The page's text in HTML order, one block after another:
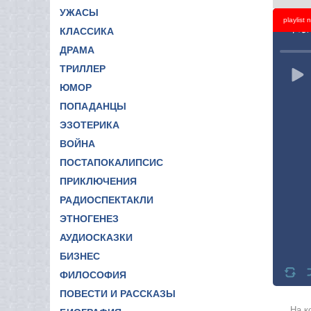
УЖАСЫ
КЛАССИКА
ДРАМА
ТРИЛЛЕР
ЮМОР
ПОПАДАНЦЫ
ЭЗОТЕРИКА
ВОЙНА
ПОСТАПОКАЛИПСИС
ПРИКЛЮЧЕНИЯ
РАДИОСПЕКТАКЛИ
ЭТНОГЕНЕЗ
АУДИОСКАЗКИ
БИЗНЕС
ФИЛОСОФИЯ
ПОВЕСТИ И РАССКАЗЫ
playlist